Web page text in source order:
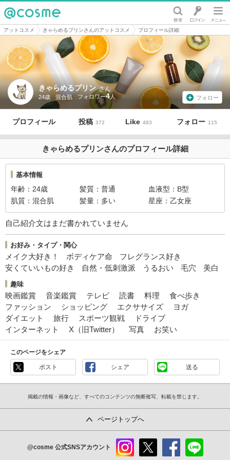
@cosme
アットコスメ きゃらめるプリンさんのアットコスメ プロフィール詳細
きゃらめるプリン さん
24歳 混合肌 4 フォロー
プロフィール 投稿 372 Like 483 フォロー 115
きゃらめるプリンさんのプロフィール詳細
基本情報
年齢 24歳 髪質 普通 血液型
B型
肌質
混合肌 髪量 多い 星座 乙女座
自己紹介文はまだ書かれていません
お好み・タイプ・関心
メイク大好き！ ボディケア命
フレグランス好き
安くていいもの好き
自然・低刺激派 うるおい 毛穴 美白
趣味
映画鑑賞 音楽鑑賞 テレビ 読書 料理
食べ歩き
ファッション
ショッピング エクササイズ
ヨガ
ダイエット
旅行 スポーツ観戦
ドライブ
インターネット
X（旧Twitter） 写真 お笑い
このページをシェア
ポスト シェア 送る
掲載の情報・画像など、すべてのコンテンツの無断複写、転載を禁じます。
ページトップへ
@cosme 公式SNSアカウント